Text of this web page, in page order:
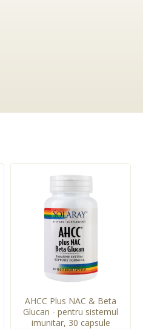
AHCC Plus NAC & Beta
Glucan - pentru sistemul
imunitar, 30 capsule